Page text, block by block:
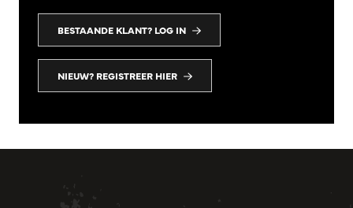
BESTAANDE KLANT? LOG IN
NIEUW? REGISTREER HIER